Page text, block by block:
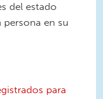
del estado
persona en su
para